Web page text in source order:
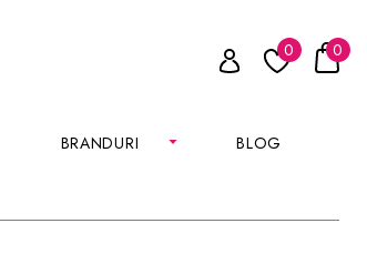
0 0
BRANDURI BLOG